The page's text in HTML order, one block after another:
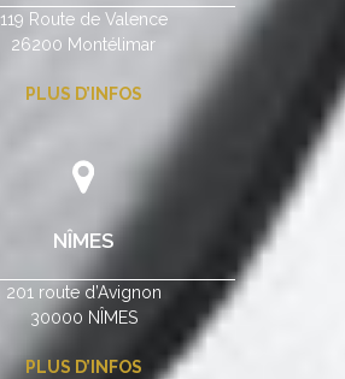
119 Route de Valence
26200 Montélimar
PLUS D’INFOS
NÎMES
201 route d’Avignon
30000 NÎMES
PLUS D’INFOS